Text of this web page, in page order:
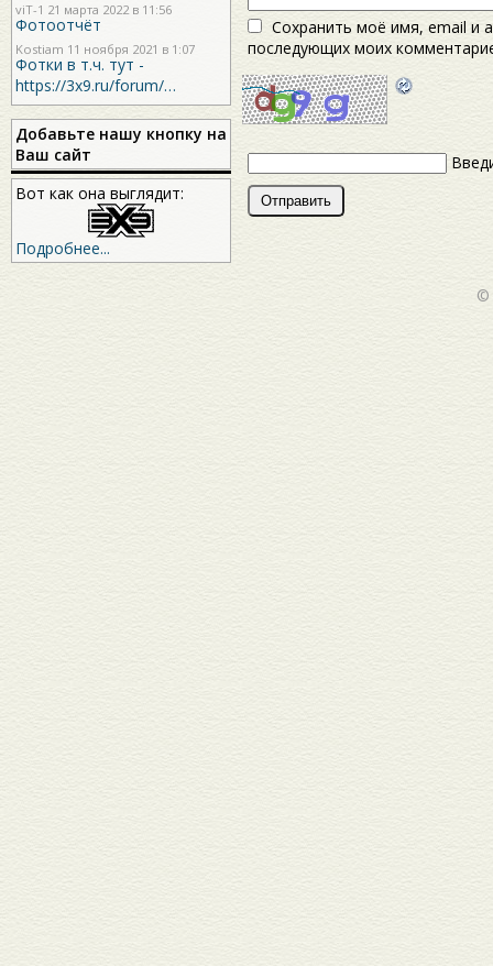
viT-1 21 марта 2022 в 11:56
Фотоотчёт
Kostiam 11 ноября 2021 в 1:07
Фотки в т.ч. тут -
https://3x9.ru/forum/…
Добавьте нашу кнопку на
Ваш сайт
Вот как она выглядит:
Подробнее...
Сохранить моё имя, email и
последующих моих
©